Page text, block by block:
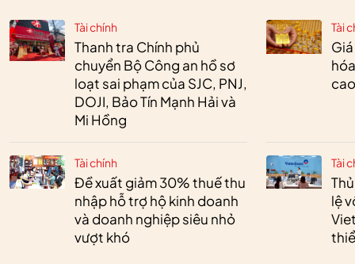
Tài chính
Thanh tra Chính phủ
chuyển Bộ Công an hồ sơ
loạt sai phạm của SJC, PNJ,
DOJI, Bảo Tín Mạnh Hải và
Mi Hồng
Tài chính
Đề xuất giảm 30% thuế thu
nhập hỗ trợ hộ kinh doanh
và doanh nghiệp siêu nhỏ
vượt khó
Tài
Tài
lệ